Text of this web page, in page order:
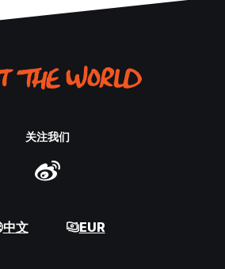
关注我们
中文 EUR